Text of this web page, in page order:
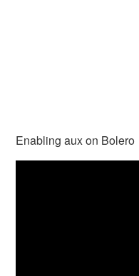
Enabling aux on Bolero